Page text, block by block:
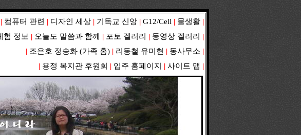
| 컴퓨터 관련 | 디자인 세상 | 기독교 신앙 | G12/Cell | 물생활 |
험 정보 | 오늘도 말씀과 함께 | 포토 겔러리 | 동영상 겔러리
|
| 조은호 정송화(가족 홈) | 리동철 유미현 | 동사무소 |
| 용정 복지관 후원회 | 입주 홈페이지 | 사이트 맵 |